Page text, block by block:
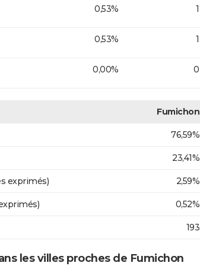
0,53% 1
0,53% 1
0,00% 0
Fumichon
76,59%
23,41%
exprimés) 2,59%
0,52%
193
les villes proches de Fumichon